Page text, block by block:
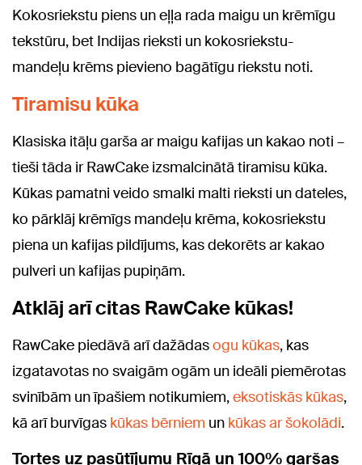
Kokosriekstu piens un eļļa rada maigu un krēmīgu
tekstūru, bet Indijas rieksti un kokosriekstu-
mandeļu krēms pievieno bagātīgu riekstu noti.
Tiramisu kūka
Klasiska itāļu garša ar maigu kafijas un kakao noti –
tieši tāda ir RawCake izsmalcinātā tiramisu kūka.
Kūkas pamatni veido smalki malti rieksti un dateles,
ko pārklāj krēmīgs mandeļu krēma, kokosriekstu
piena un kafijas pildījums, kas dekorēts ar kakao
pulveri un kafijas pupiņām.
Atklāj arī citas RawCake kūkas!
RawCake piedāvā arī dažādasogu kūkas, kas
izgatavotas no svaigām ogām un ideāli piemērotas
svinībām un īpašiem notikumiem,eksotiskās kūkas,
kā arī burvīgas kūkas bērniem un kūkas ar šokolādi.
Tortes uz pasūtījumu Rīgā un 100% garšas